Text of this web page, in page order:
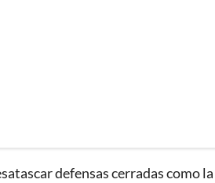
defensas cerradas como